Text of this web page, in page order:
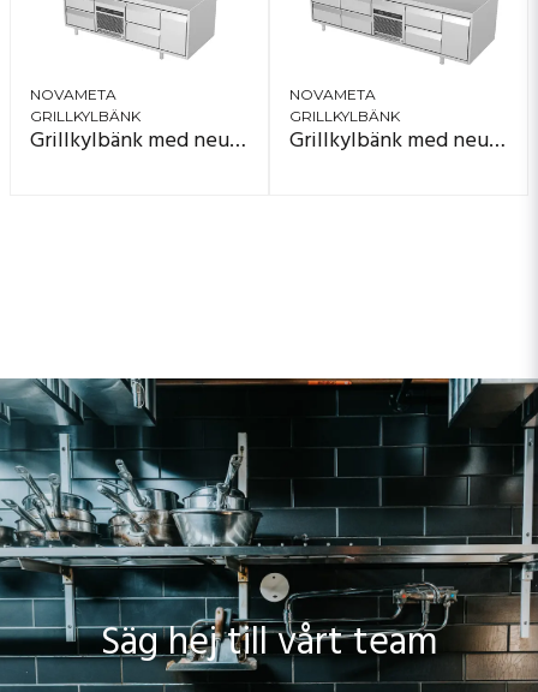
· Digital temperaturkontroll– tydlig
display och exakt styrning
Kraftiga justerbara ben i rostfritt stål
rätt höjd även på ojämna golv
· Lådor med 110 % utdrag– full överblick,
full åtkomst, klarar50 kg
vägg och yta
Infälld arbetsyta
– perfekt för moment som kräver
kontroll
Avdelare för GN-kantiner– dela upp lådan efter
råvaror
Perforerad lådinsats– för ingredienser som behöver
dränering
Central kylning (+2…+8 °C)– för anslutning till
centralanläggning
NOVAMETA
GRILLKYLBÄNK
Grillkylbänk med neutral dörr – 1600 mm
NOVAMETA
GRILLKYLBÄNK
Grillkylbänk med neutral dörr – 2000 mm
Säg hej till vårt team